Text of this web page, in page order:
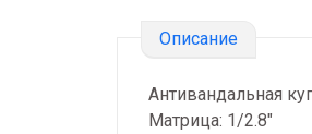
Описание
Антивандальная
Матрица: 1/2.8"